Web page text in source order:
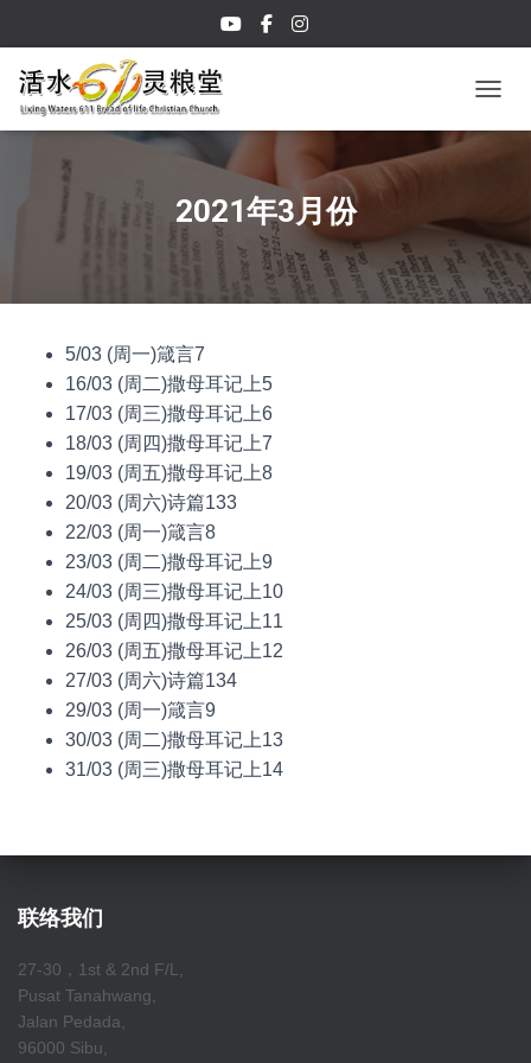
2021年3月份
5/03 (周一)箴言7
16/03 (周二)撒母耳记上5
17/03 (周三)撒母耳记上6
18/03 (周四)撒母耳记上7
19/03 (周五)撒母耳记上8
20/03 (周六)诗篇133
22/03 (周一)箴言8
23/03 (周二)撒母耳记上9
24/03 (周三)撒母耳记上10
25/03 (周四)撒母耳记上11
26/03 (周五)撒母耳记上12
27/03 (周六)诗篇134
29/03 (周一)箴言9
30/03 (周二)撒母耳记上13
31/03 (周三)撒母耳记上14
联络我们
27-30，1st & 2nd F/L,
Pusat Tanahwang,
Jalan Pedada,
96000 Sibu,